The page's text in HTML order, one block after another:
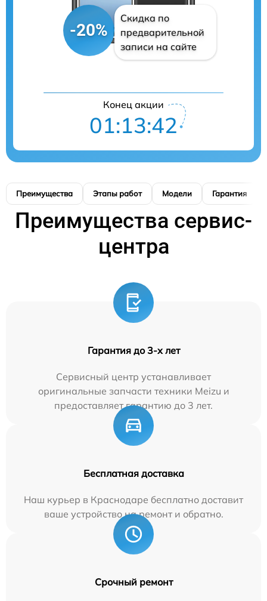
-20%
Скидка по
предварительной
записи на сайте
Конец акции
01:13:41
Преимущества Этапы работ Модели Гарантия
Преимущества сервис-
центра
Гарантия до 3-х лет
Сервисный центр устанавливает
оригинальные запчасти техники Meizu и
предоставляет гарантию до 3 лет.
Бесплатная доставка
Наш курьер в Краснодаре бесплатно доставит
ваше устройство на ремонт и обратно.
Срочный ремонт